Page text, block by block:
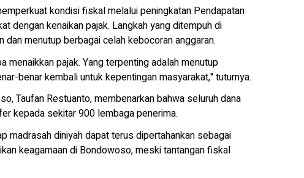
kondisi fiskal melalui peningkatan Pendapatan
dengan kenaikan pajak. Langkah yang ditempuh di
menutup berbagai celah kebocoran anggaran.
menaikkan pajak. Yang terpenting adalah menutup
benar kembali untuk kepentingan masyarakat," tuturnya.
Taufan Restuanto, membenarkan bahwa seluruh dana
kepada sekitar 900 lembaga penerima.
madrasah diniyah dapat terus dipertahankan sebagai
keagamaan di Bondowoso, meski tantangan fiskal